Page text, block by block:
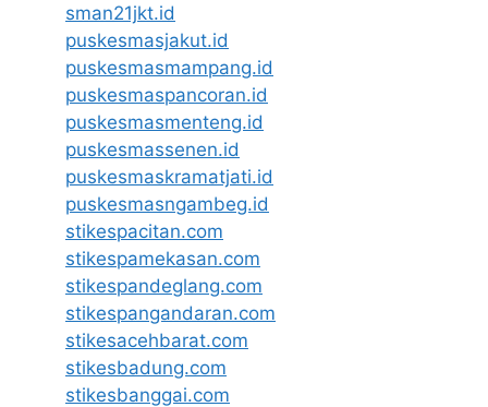
sman21jkt.id
puskesmasjakut.id
puskesmasmampang.id
puskesmaspancoran.id
puskesmasmenteng.id
puskesmassenen.id
puskesmaskramatjati.id
puskesmasngambeg.id
stikespacitan.com
stikespamekasan.com
stikespandeglang.com
stikespangandaran.com
stikesacehbarat.com
stikesbadung.com
stikesbanggai.com